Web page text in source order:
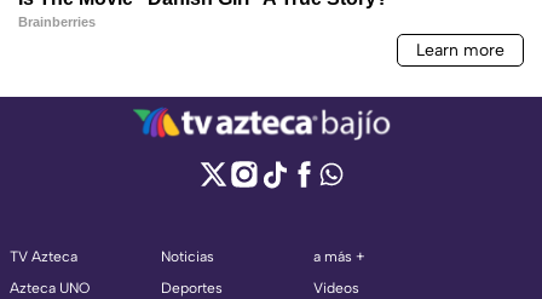
TV Azteca
Azteca UNO
Noticias
Deportes
a más +
Videos